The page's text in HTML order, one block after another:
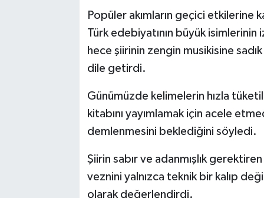
Popüler akımların geçici etkilerine
Türk edebiyatının büyük
hece şiirinin zengin musikisine
dile getirdi.
Günümüzde kelimelerin hızla
kitabını yayımlamak için acele
demlenmesini beklediğini söyledi.
Şiirin sabır ve adanmışlık
veznini yalnızca teknik bir kalıp
olarak değerlendirdi.